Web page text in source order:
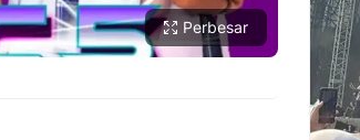
Perbesar